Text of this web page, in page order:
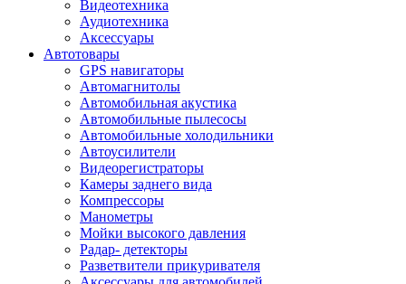
Видеотехника
Аудиотехника
Аксессуары
Автотовары
GPS навигаторы
Автомагнитолы
Автомобильная акустика
Автомобильные пылесосы
Автомобильные холодильники
Автоусилители
Видеорегистраторы
Камеры заднего вида
Компрессоры
Манометры
Мойки высокого давления
Радар- детекторы
Разветвители прикуривателя